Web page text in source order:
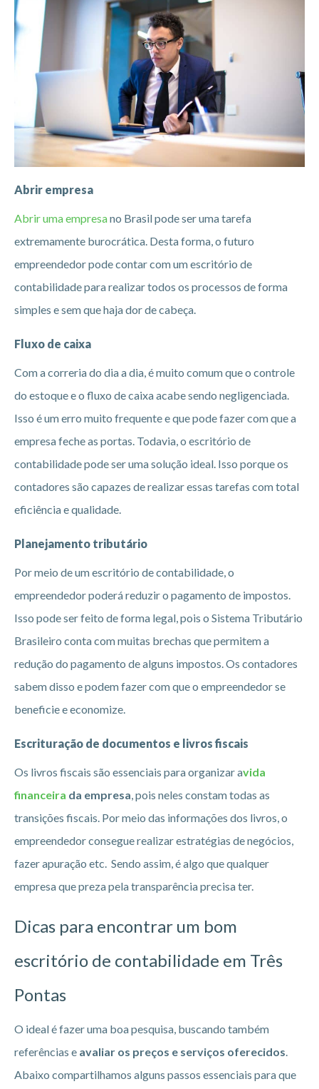
Abrir empresa
Abrir uma empresano Brasil pode ser uma tarefa
extremamente burocrática. Desta forma, o futuro
empreendedor pode contar com um escritório de
contabilidade para realizar todos os processos de forma
simples e sem que haja dor de cabeça.
Fluxo de caixa
Com a correria do dia a dia, é muito comum que o controle
do estoque e o fluxo de caixa acabe sendo negligenciada.
Isso é um erro muito frequente e que pode fazer com que a
empresa feche as portas. Todavia, o escritório de
contabilidade pode ser uma solução ideal. Isso porque os
contadores são capazes de realizar essas tarefas com total
eficiência e qualidade.
Planejamento tributário
Por meio de um escritório de contabilidade, o
empreendedor poderá reduzir o pagamento de impostos.
Isso pode ser feito de forma legal, pois o Sistema Tributário
Brasileiro conta com muitas brechas que permitem a
redução do pagamento de alguns impostos. Os contadores
sabem disso e podem fazer com que o empreendedor se
beneficie e economize.
Escrituração de documentos e livros fiscais
Os livros fiscais são essenciais para organizar avida
financeira da empresa, pois neles constam todas as
transições fiscais. Por meio das informações dos livros, o
empreendedor consegue realizar estratégias de negócios,
fazer apuração etc. Sendo assim, é algo que qualquer
empresa que preza pela transparência precisa ter.
Dicas para encontrar um bom
escritório de contabilidade em Três
Pontas
O ideal é fazer uma boa pesquisa, buscando também
referências e avaliar os preços e serviços oferecidos.
Abaixo compartilhamos alguns passos essenciais para que